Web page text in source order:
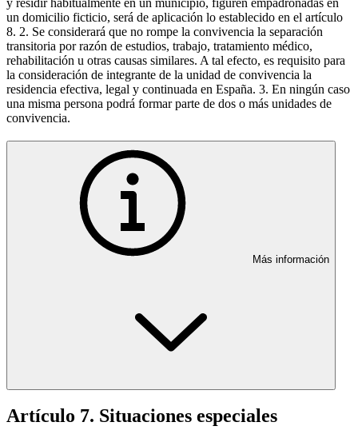
un domicilio ficticio, será de aplicación lo establecido en el artículo
8. 2. Se considerará que no rompe la convivencia la separación
transitoria por razón de estudios, trabajo, tratamiento médico,
rehabilitación u otras causas similares. A tal efecto, es requisito para
la consideración de integrante de la unidad de convivencia la
residencia efectiva, legal y continuada en España. 3. En ningún caso
una misma persona podrá formar parte de dos o más unidades de
convivencia.
Más información
Artículo 7. Situaciones especiales